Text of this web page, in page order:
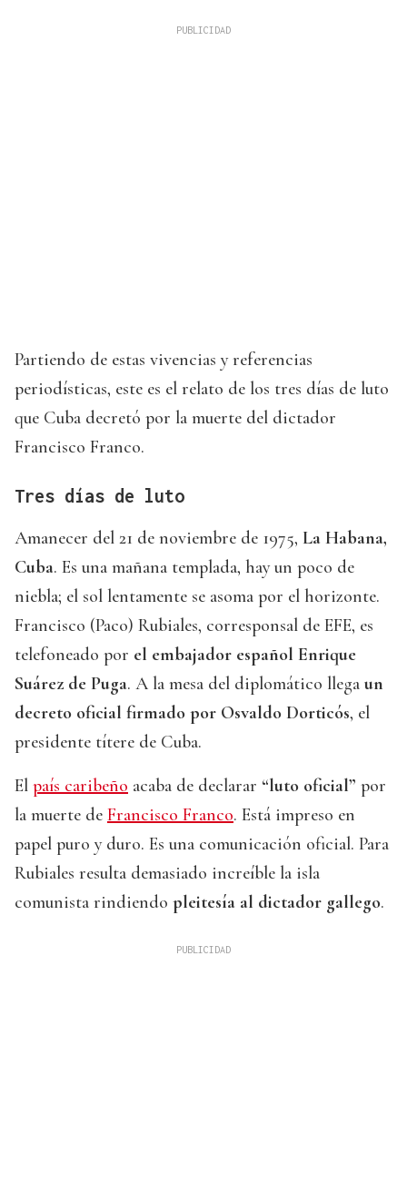
Partiendo de estas vivencias y referencias
periodísticas, este es el relato de los tres días de luto
que Cuba decretó por la muerte del dictador
Francisco Franco.
Tres días de luto
Amanecer del 21 de noviembre de 1975, La Habana,
Cuba. Es una mañana templada, hay un poco de
niebla; el sol lentamente se asoma por el horizonte.
Francisco (Paco) Rubiales, corresponsal de EFE, es
telefoneado por el embajador español Enrique
Suárez de Puga. A la mesa del diplomático llega un
decreto oficial firmado por Osvaldo Dorticós, el
presidente títere de Cuba.
El país caribeño acaba de declarar “luto oficial” por
la muerte de Francisco Franco. Está impreso en
papel puro y duro. Es una comunicación oficial. Para
Rubiales resulta demasiado increíble la isla
comunista rindiendo pleitesía al dictador gallego.